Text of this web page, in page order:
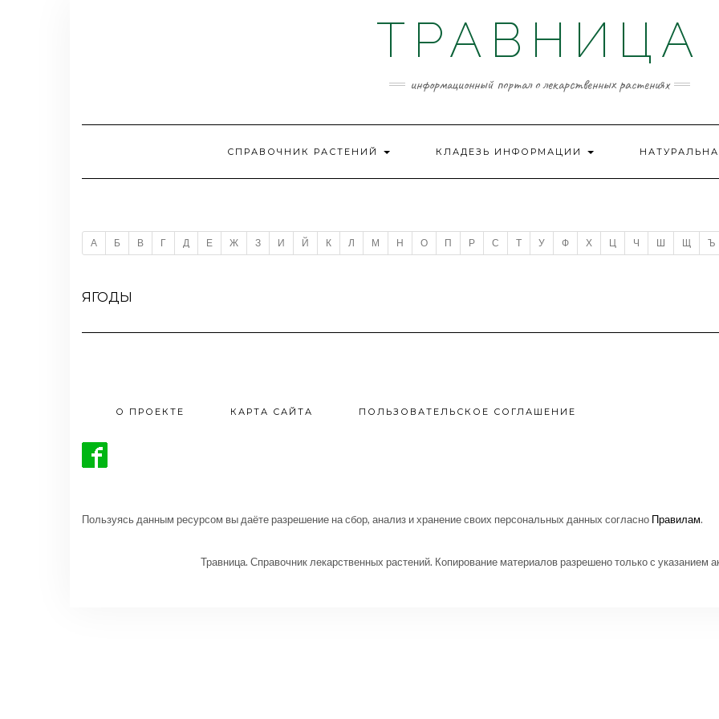
ТРАВНИЦА
информационный портал о лекарственных растениях
СПРАВОЧНИК РАСТЕНИЙ КЛАДЕЗЬ ИНФОРМАЦИИ
А Б В Г Д Е Ж З И Й К Л М Н О П Р С Т У Ф Х Ц Ч Ш Щ Ъ
ЯГОДЫ
О ПРОЕКТЕ КАРТА САЙТА ПОЛЬЗОВАТЕЛЬСКОЕ СОГЛАШЕНИЕ
Пользуясь данным ресурсом вы даёте разрешение на сбор, анализ и хранение своих персональных данных согласно Правилам.
Травница. Справочник лекарственных растений. Копирование материалов разрешено только с указанием